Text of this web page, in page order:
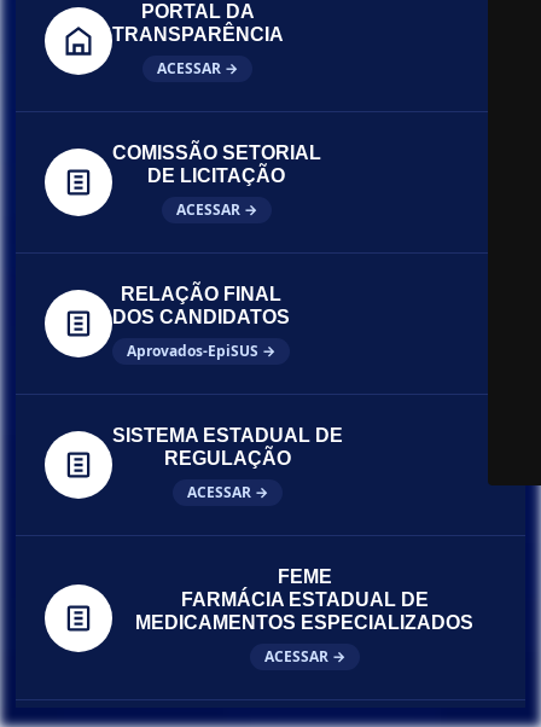
PORTAL DA
TRANSPARÊNCIA
ACESSAR →
COMISSÃO SETORIAL
DE LICITAÇÃO
ACESSAR →
RELAÇÃO FINAL
DOS CANDIDATOS
Aprovados-EpiSUS →
SISTEMA ESTADUAL DE
REGULAÇÃO
ACESSAR →
FEME
FARMÁCIA ESTADUAL DE
MEDICAMENTOS ESPECIALIZADOS
ACESSAR →